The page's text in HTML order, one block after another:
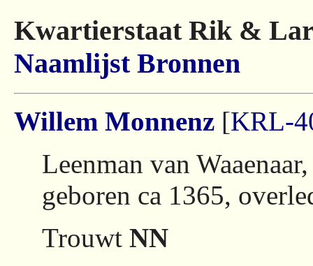
Kwartierstaat Rik &
Naamlijst Bronnen
Willem Monnenz [KRL-
Leenman van
geboren ca 1365,
Trouwt NN